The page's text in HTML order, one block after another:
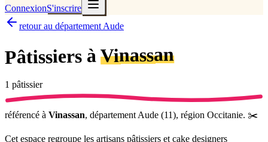
ConnexionS'inscrire
retour au département Aude
Pâtissiers àVinassan
1 pâtissier
référencé à Vinassan, département Aude (11), région Occitanie. ✂️
Cet espace regroupe les artisans pâtissiers et cake designers